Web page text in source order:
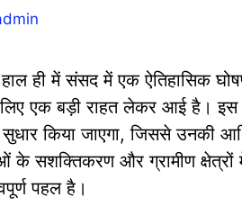
हाल ही में संसद में एक ऐतिहासिक
लिए एक बड़ी राहत लेकर आई है।
किया जाएगा, जिससे उनकी
सशक्तिकरण और ग्रामीण क्षेत्रों
पहल है।